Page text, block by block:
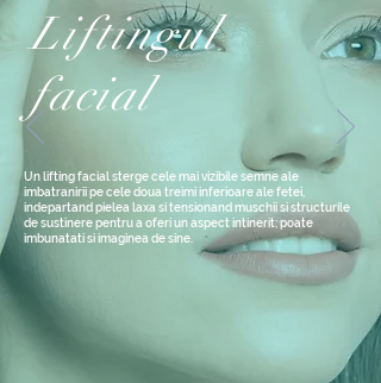
Liftingul
facial
Un lifting facial sterge cele mai vizibile semne ale
imbatranirii pe cele doua treimi inferioare ale fetei,
indepartand pielea laxa si tensionand muschii si structurile
de sustinere pentru a oferi un aspect intinerit; poate
imbunatati si imaginea de sine.